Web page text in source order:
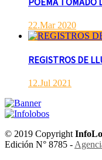
22.Mar 2020
REGISTROS DE
12.Jul 2021
© 2019 Copyright
Edición N° 8785 -